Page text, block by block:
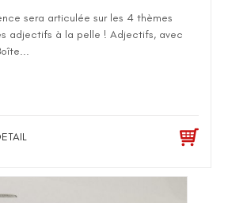
sera articulée sur les 4 thèmes
adjectifs à la pelle ! Adjectifs, avec